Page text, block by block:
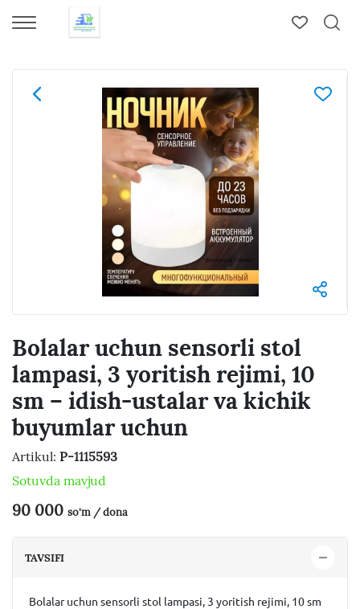
Bolalar uchun sensorli stol
lampasi, 3 yoritish rejimi, 10
sm – idish-ustalar va kichik
buyumlar uchun
Artikul: P-1115593
Sotuvda mavjud
90 000 so'm / dona
TAVSIFI
Bolalar uchun sensorli stol lampasi, 3 yoritish rejimi, 10 sm